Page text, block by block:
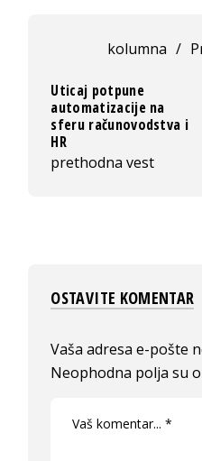
kolumna /
Uticaj potpune
automatizacije na
sferu računovodstva i
HR
prethodna vest
OSTAVITE KOMENTAR
Vaša adresa e-pošte
Neophodna polja su